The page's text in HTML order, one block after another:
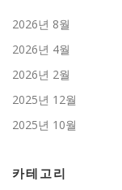
2026년 8월
2026년 4월
2026년 2월
2025년 12월
2025년 10월
카테고리